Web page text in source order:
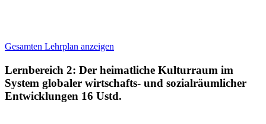
Gesamten Lehrplan anzeigen
Lernbereich 2: Der heimatliche Kulturraum im
System globaler wirtschafts- und sozialräumlicher
Entwicklungen 16 Ustd.